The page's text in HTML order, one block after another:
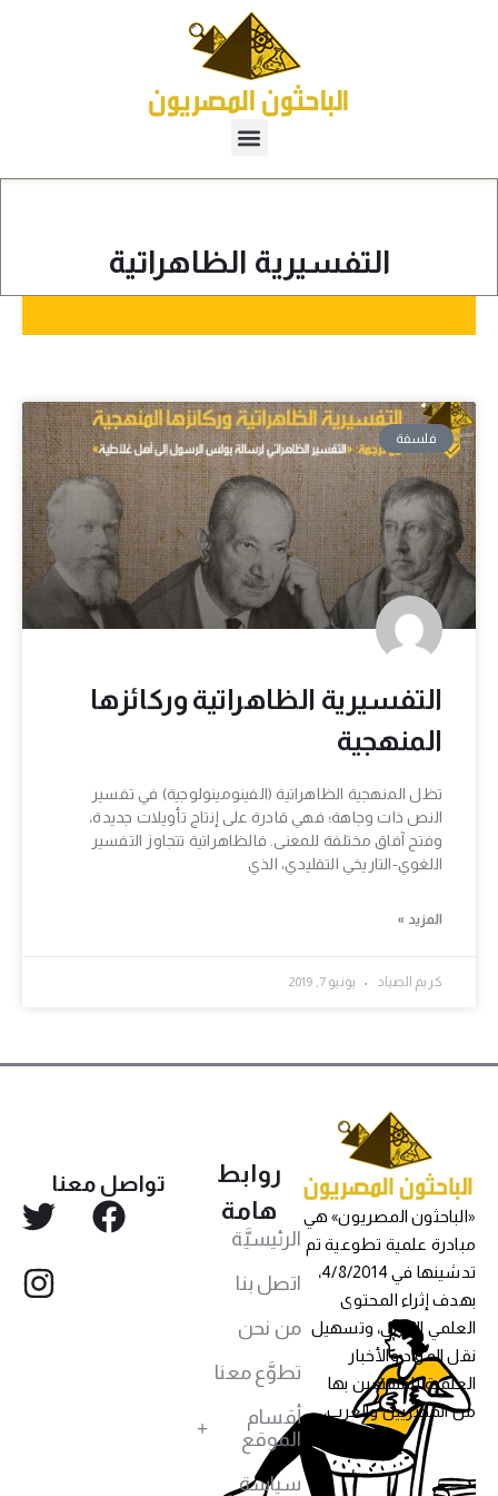
التفسيرية الظاهراتية
فلسفة
التفسيرية الظاهراتية وركائزها
المنهجية
تظل المنهجية الظاهراتية (الفينومينولوجية) في تفسير
النص ذات وجاهة؛ فهي قادرة على إنتاج تأويلات جديدة،
وفتح آفاق مختلفة للمعنى. فالظاهراتية تتجاوز التفسير
اللغوي-التاريخي التقليدي، الذي
المزيد »
كريم الصياد يونيو 7, 2019
«الباحثون المصريون» هي
مبادرة علمية تطوعية تم
تدشينها في 4/8/2014،
بهدف إثراء المحتوى
العلمي العربي، وتسهيل
نقل المواد والأخبار
العلمية للمهتمين بها
من المصريين والعرب،
روابط
هامة
الرئيسيَّة
اتصل بنا
من نحن
تطوَّع معنا
أقسام
الموقع
سياسة
تواصل معنا